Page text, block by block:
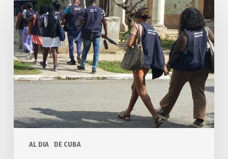
AL DIA DE CUBA
sanciones
por
precios
abusivos
en
varias
provincias
cubanas